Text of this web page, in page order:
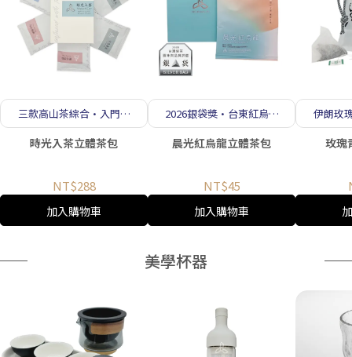
三款高山茶綜合·入門首
選 6 入體驗
時光入茶立體茶包
NT$288
加入購物車
2026銀袋獎·台東紅烏龍
立體茶包 果韻蜜香細火輕
焙
晨光紅烏龍立體茶包
NT$45
加入購物車
伊朗玫
柔花香
玫瑰
美學杯器